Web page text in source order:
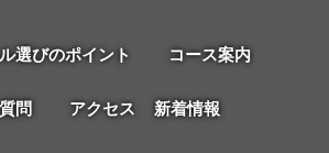
選びのポイント コース案内
問 アクセス 新着情報